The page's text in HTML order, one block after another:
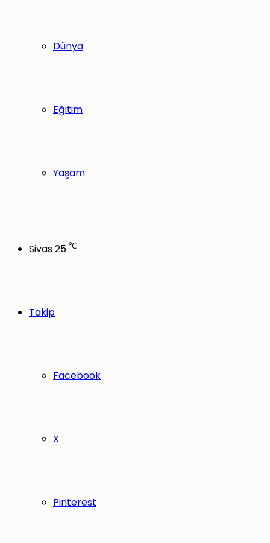
Dünya
Eğitim
Yaşam
Sivas25 ℃
Takip
Facebook
X
Pinterest